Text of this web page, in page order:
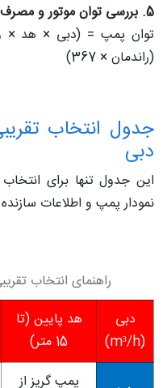
5. بررسی توان موتور و مصرف انرژی
توان پمپ = (دبی × هد
(راندمان × 367)
جدول انتخاب
دبی
این جدول تنها برای
نمودار پمپ و اطلاعات
راهنمای انتخاب
دبی
(m³/h)
هد پایین (تا
15 متر)
پمپ گریز از